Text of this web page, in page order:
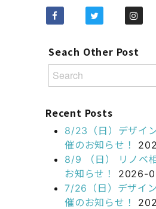
Seach Other Post
Recent Posts
8/23（日）デザイ
催のお知らせ！
8/9 （日） リノベ
お知らせ！
2026-
7/26（日）デザイ
催のお知らせ！